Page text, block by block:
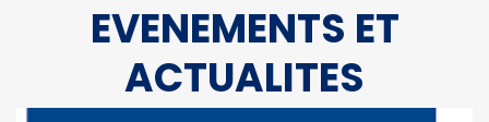
EVENEMENTS ET
ACTUALITES